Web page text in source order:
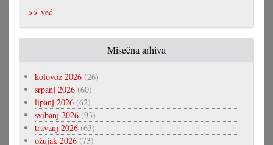
>> već
Misečna arhiva
kolovoz 2026 (26)
srpanj 2026 (60)
lipanj 2026 (62)
svibanj 2026 (93)
travanj 2026 (63)
ožujak 2026 (73)